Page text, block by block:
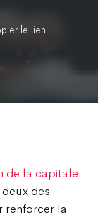
le lien
de la capitale
des
renforcer la